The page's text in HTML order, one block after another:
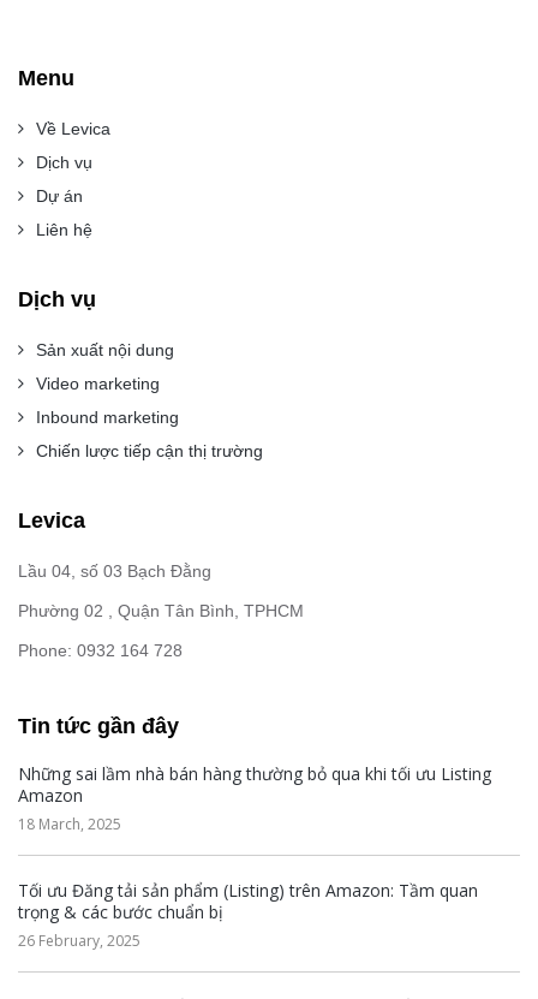
Menu
Về Levica
Dịch vụ
Dự án
Liên hệ
Dịch vụ
Sản xuất nội dung
Video marketing
Inbound marketing
Chiến lược tiếp cận thị trường
Levica
Lầu 04, số 03 Bạch Đằng
Phường 02 , Quận Tân Bình, TPHCM
Phone: 0932 164 728
Tin tức gần đây
Những sai lầm nhà bán hàng thường bỏ qua khi tối ưu Listing
Amazon
18 March, 2025
Tối ưu Đăng tải sản phẩm (Listing) trên Amazon: Tầm quan
trọng & các bước chuẩn bị
26 February, 2025